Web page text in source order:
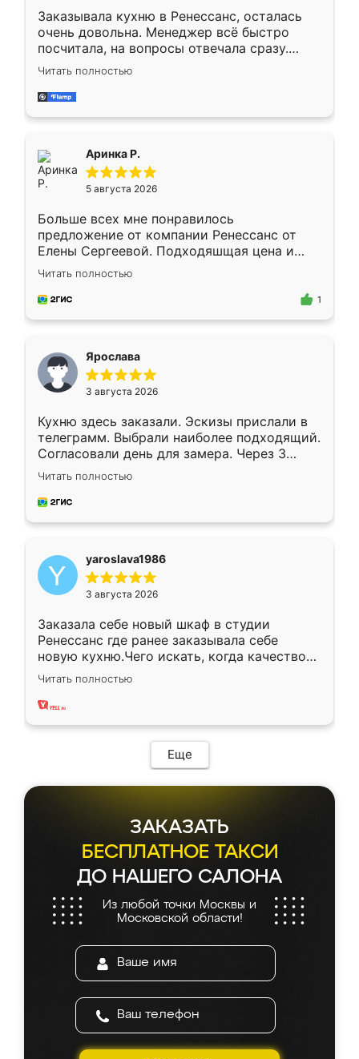
Заказывала кухню в Ренессанс, осталась
очень довольна. Менеджер всё быстро
посчитала, на вопросы отвечала сразу.
Замерщик приехал в субботу, подошёл к
делу со всей ответственностью. Собрали
за день, ребята работали аккуратно, даже
Читать полностью
Аринка Р.
5 августа 2026
Больше всех мне понравилось
предложение от компании Ренессанс от
Елены Сергеевой. Подходяшщая цена и
короткие сроки изготовления. Приехавший
для замера сотрудник Владислав
предложил по моему эскизу самый
Читать полностью
1
Ярослава
3 августа 2026
Кухню здесь заказали. Эскизы прислали в
телеграмм. Выбрали наиболее подходящий.
Согласовали день для замера. Через 3
недели кухня была уже готова. Остались
довольны работой. Спасибо Ренессанс
мебель за качественную работу!
Читать полностью
yaroslava1986
3 августа 2026
Заказала себе новый шкаф в студии
Ренессанс где ранее заказывала себе
новую кухню.Чего искать, когда качеством
вполне довольна. Служит кухня уже почти
два года, нареканий нет.
Читать полностью
Еще
ЗАКАЗАТЬ
БЕСПЛАТНОЕ ТАКСИ
ДО НАШЕГО САЛОНА
Из любой точки Москвы и
Московской области!